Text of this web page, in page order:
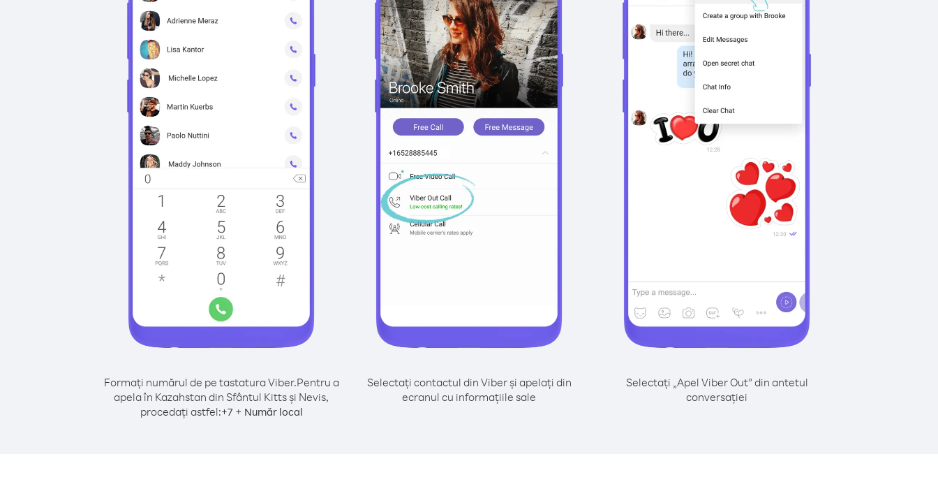
Formați numărul de pe tastatura Viber.Pentru a
apela în Kazahstan din Sfântul Kitts și Nevis,
procedați astfel:+7+ Număr local
Selectați contactul din Viber și apelați din
ecranul cu informațiile sale
Selectați „Apel Viber Out” din antetul
conversației